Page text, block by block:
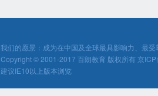
我们的愿景：成为在中国及全球最具影响力、最
Copyright © 2001-2017 百朗教育 版权所有 京
建议IE10以上版本浏览